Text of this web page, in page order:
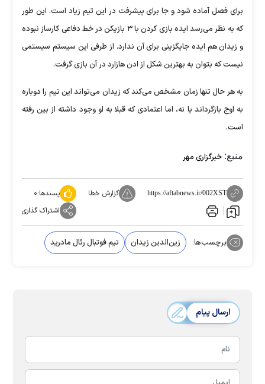
برای فصل آماده شود و جا برای پیشرفت در این تیم زیاد است. این طور
که به نظر می‌رسد ایده بازی کردن با ۳ بازیکن در خط دفاعی کارساز نبوده
و زیدان هم ایده جایگزینی برای آن ندارد. از طرفی این سیستم سیستمی
نیست که بتوان به بهترین شکل از ادن هازارد در آن بازی گرفت.
به هر حال تنها زمان مشخص می‌کند که زیدان می‌تواند این تیم را دوباره
به اوج بازگرداند یا نه، اما اعتمادی که قبلا به او وجود داشته از بین رفته
است.
منبع: خبرگزاری مهر
https://aftabnews.ir/002XST گزارش خطا پسندها:۰
اشتراک گذاری
برچسب‌ها: زین‌الدین زیدان تیم فوتبال رئال مادرید
ارسال پیام